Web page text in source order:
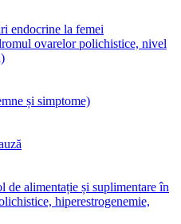
endocrine la femei
ovarelor polichistice, nivel
și simptome)
de alimentație și suplimentare în
hiperestrogenemie,